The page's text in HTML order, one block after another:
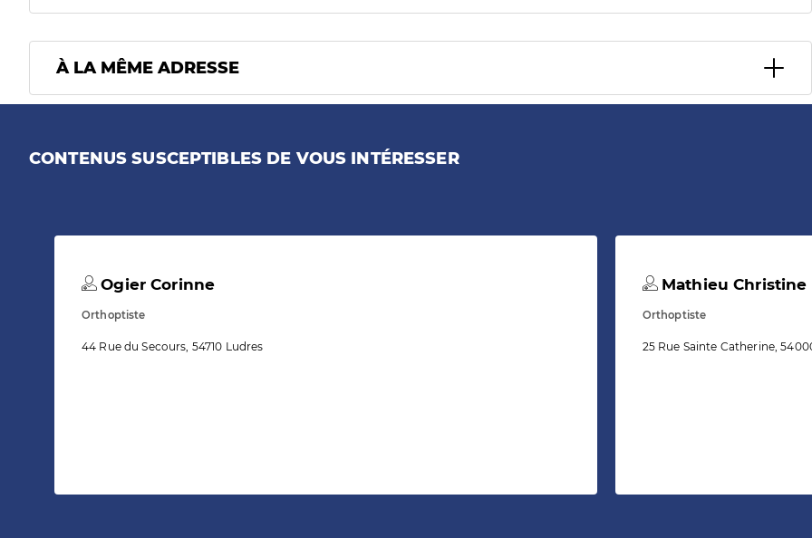
À LA MÊME ADRESSE
CONTENUS SUSCEPTIBLES DE VOUS INTÉRESSER
Ogier Corinne
Orthoptiste
44 Rue du Secours, 54710 Ludres
Mathieu Christine
Orthoptiste
25 Rue Sainte Catherine,